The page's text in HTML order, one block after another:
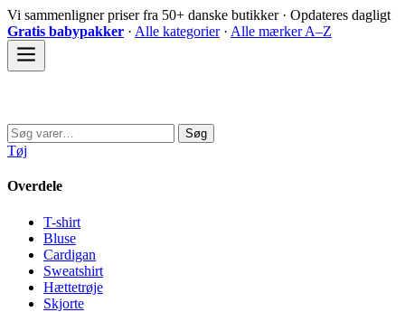
Spring
til
indhold
Vi sammenligner priser fra 50+ danske butikker · Opdateres dagligt
Gratis babypakker · Alle kategorier· Alle mærker A–Z
Søg
efter:
Søg
Tøj
Overdele
T-shirt
Bluse
Cardigan
Sweatshirt
Hættetrøje
Skjorte